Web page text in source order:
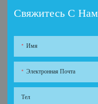
Свяжитесь С
Имя
Электронная Почта
Тел